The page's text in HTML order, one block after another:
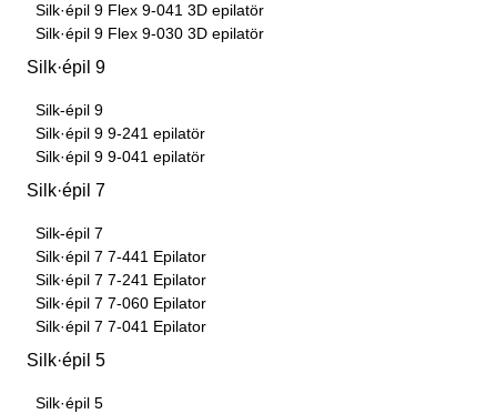
Silk·épil 9 Flex 9-041 3D epilatör
Silk·épil 9 Flex 9-030 3D epilatör
Silk·épil 9
Silk-épil 9
Silk·épil 9 9-241 epilatör
Silk·épil 9 9-041 epilatör
Silk·épil 7
Silk-épil 7
Silk·épil 7 7-441 Epilator
Silk·épil 7 7-241 Epilator
Silk·épil 7 7-060 Epilator
Silk·épil 7 7-041 Epilator
Silk·épil 5
Silk·épil 5